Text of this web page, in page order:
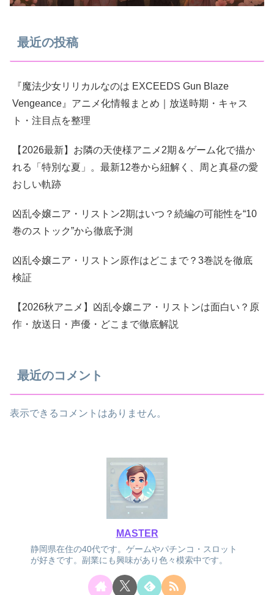
最近の投稿
『魔法少女リリカルなのは EXCEEDS Gun Blaze
Vengeance』アニメ化情報まとめ｜放送時期・キャス
ト・注目点を整理
【2026最新】お隣の天使様アニメ2期＆ゲーム化で描か
れる「特別な夏」。最新12巻から紐解く、周と真昼の愛
おしい軌跡
凶乱令嬢ニア・リストン2期はいつ？続編の可能性を“10
巻のストック”から徹底予測
凶乱令嬢ニア・リストン原作はどこまで？3巻説を徹底
検証
【2026秋アニメ】凶乱令嬢ニア・リストンは面白い？原
作・放送日・声優・どこまで徹底解説
最近のコメント
表示できるコメントはありません。
MASTER
静岡県在住の40代です。ゲームやパチンコ・スロット
が好きです。副業にも興味があり色々模索中です。